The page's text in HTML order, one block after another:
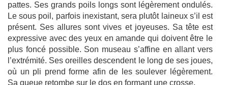
pattes. Ses grands poils longs sont légèrement ondulés.
Le sous poil, parfois inexistant, sera plutôt laineux s’il est
présent. Ses allures sont vives et joyeuses. Sa tête est
expressive avec des yeux en amande qui doivent être le
plus foncé possible. Son museau s’affine en allant vers
l’extrémité. Ses oreilles descendent le long de ses joues,
où un pli prend forme afin de les soulever légèrement.
Sa queue retombe sur le dos en formant une crosse.